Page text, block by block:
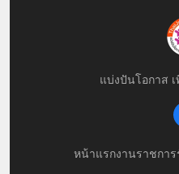
แบ่งปันโอกาส
หน้าแรกงานราชการ